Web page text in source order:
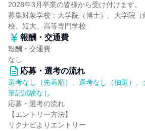
2028年3月卒業の皆様から受け付けます。
募集対象学校：大学院（博士）、大学院
校、短大、高等専門学校
報酬・交通費
報酬・交通費
なし
応募・選考の流れ
選考なし（先着順）、選考なし（抽選）、
筆記試験なし
応募・選考の流れ
【エントリー方法】
リクナビよりエントリー